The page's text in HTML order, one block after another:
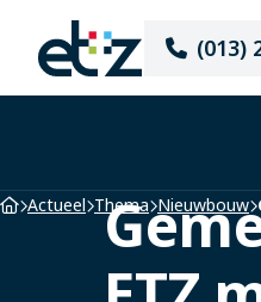
Elisabeth-
TweeSteden
Ziekenhuis
(013)
Home
Actueel Thema Nieuwbouw